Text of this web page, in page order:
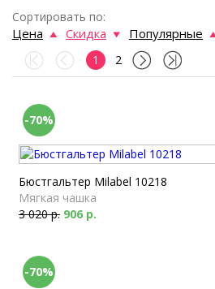
Сортировать по:
Цена Скидка Популярные
1 2
-70%
Бюстгальтер Milabel 10218
Мягкая чашка
3 020 р. 906 р.
-70%